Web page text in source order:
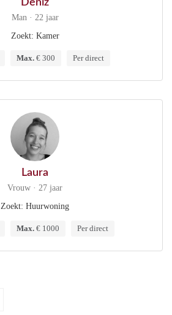
Deniz
Man · 22 jaar
Zoekt: Kamer
Max. € 300 Per direct
Laura
Vrouw · 27 jaar
Zoekt: Huurwoning
Max. € 1000 Per direct